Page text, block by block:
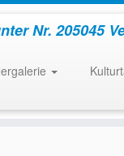
Nr. 205045